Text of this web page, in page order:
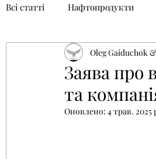
Всі статті Нафтопродукти
Неприбуткові організації
Заява про
та
Oleg Gaiduchok
Оновлено: 4 трав. 2025